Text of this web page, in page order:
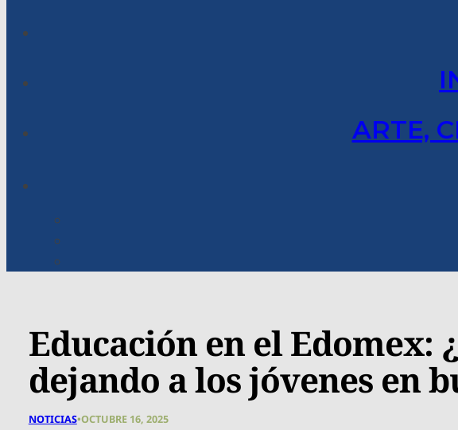
ARTE,
Educación en el Edomex:
dejando a los jóvenes en
NOTICIAS•OCTUBRE 16, 2025